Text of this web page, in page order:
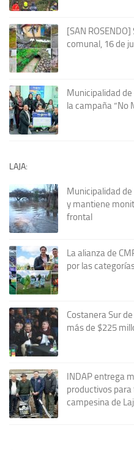
[SAN
comunal, 16 de
Municipalidad
la campaña “No
LAJA:
Municipalidad
y mantiene
frontal
La alianza de
por las
Costanera Sur
más de $225
INDAP entrega
productivos
campesina de